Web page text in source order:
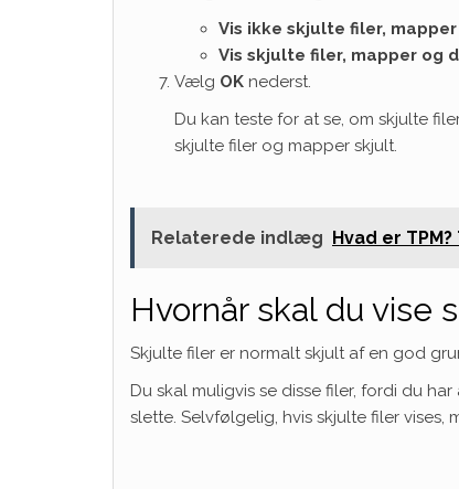
Vis ikke skjulte filer,
Vis skjulte filer, mapper og
Vælg OK nederst.
Du kan teste for at se, om skjulte
skjulte filer og mapper skjult.
Relaterede indlæg Hvad er
Hvornår skal du vise
Skjulte filer er normalt skjult af en god
Du skal muligvis se disse filer, fordi du
slette. Selvfølgelig, hvis skjulte filer